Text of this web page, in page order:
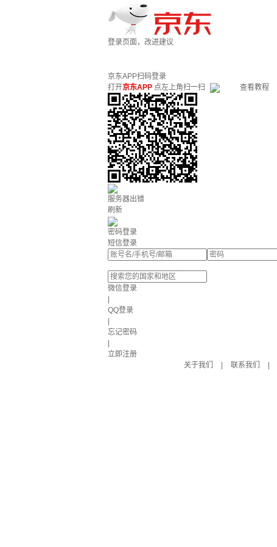
登录页面，改进建议
京东APP扫码登录
打开京东APP 点左上角扫一扫 查看教程
服务器出错
刷新
密码登录
短信登录
微信登录
QQ登录
忘记密码
立即注册
关于我们
联系我们